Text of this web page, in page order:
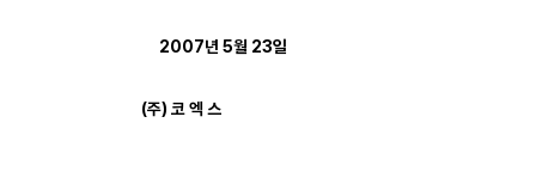
2007년 5월 23일
                               (주) 코 엑 스